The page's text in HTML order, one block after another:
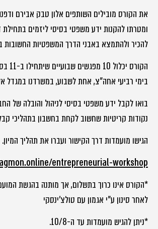
את הקורס מובילים השותפים אלון טבק אבירם
ומטרתו להקנות ידע משפטי בסיסי ליזמים
להכיר ולהתמצא באבני הדרך המשפטיות החשובות
בימי רביעי אחה"צ, אחת לשבוע, במשרדנו במגדל
בואו לקבל ידע משפטי בסיסי לניהול והובלה של
נקודות קריטיות שחשוב לקחת בחשבון בתהליכי
הגישו מועמדות דרך הקישור ועברו את תהליך המיון.
entrepreneurial-workshop
*הקורס אינו כרוך בתשלום, אך מותנה בהגשת
לאחר סינון ע"י אגמון עם טולצ'ינסקי
*ניתן להגיש מועמדות עד ה-10/8.